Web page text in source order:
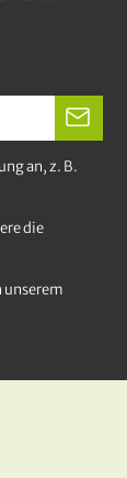
an, z. B.
die
unserem